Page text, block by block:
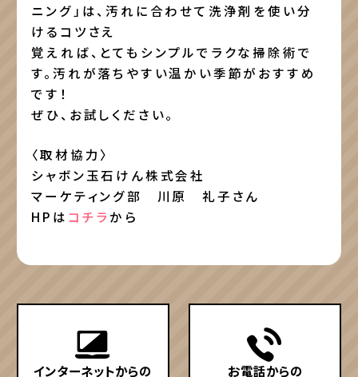
ニング」は、汚れに合わせて洗浄剤を使い分
けるコツさえ
覚えれば、とてもシンプルでラクな掃除術で
す。汚れが落ちやすい温かい季節がおすすめ
です！
ぜひ、お試しください。
〈取材協力〉
シャボン玉石けん株式会社
マーケティング部 川原 礼子さん
HPは コチラ から
インターネットからの お電話からの